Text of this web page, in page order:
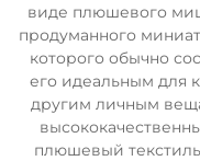
виде плюшевого
продуманного
которого обычно
его идеальным для
другим личным
плюшевый